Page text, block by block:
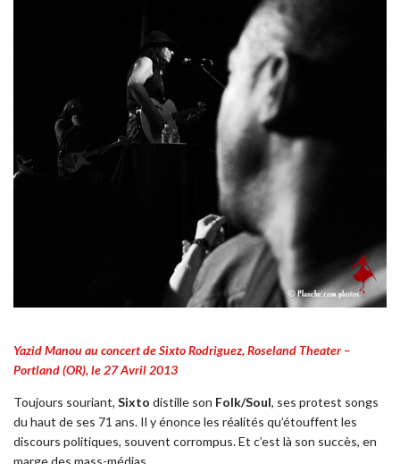
Yazid Manou au concert de Sixto Rodriguez, Roseland Theater –
Portland (OR), le 27 Avril 2013
Toujours souriant, Sixto distille son Folk/Soul, ses protest songs
du haut de ses 71 ans. Il y énonce les réalités qu’étouffent les
discours politiques, souvent corrompus. Et c’est là son succès, en
marge des mass-médias.